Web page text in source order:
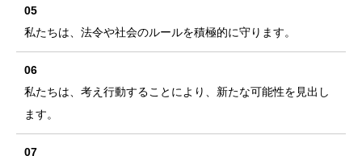
05
私たちは、法令や社会のルールを積極的に守ります。
06
私たちは、考え行動することにより、新たな可能性を見出し
ます。
07